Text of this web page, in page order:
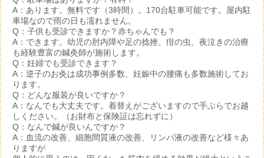
A：あります。無料です（3時間）。170台駐車可能です。屋内駐
車場なので雨の日も濡れません。
Q：子供も受診できますか？赤ちゃんでも？
A：できます。幼児の肘内障や足の捻挫、疳の虫、夜泣きの治療
も経験豊富の鍼灸師が施術します。
Q：妊婦でも受診できます？
A：逆子のお灸は成功事例多数、妊娠中の腰痛も多数施術してお
ります。
Q：どんな服装が良いですか？
A：なんでも大丈夫です。着替えがございますので手ぶらでお越
しください。（お財布と保険証は忘れずに）
Q：なんで鍼が良いんですか？
A：血流の改善、細胞間質液の改善、リンパ液の改善など様々あ
りますが